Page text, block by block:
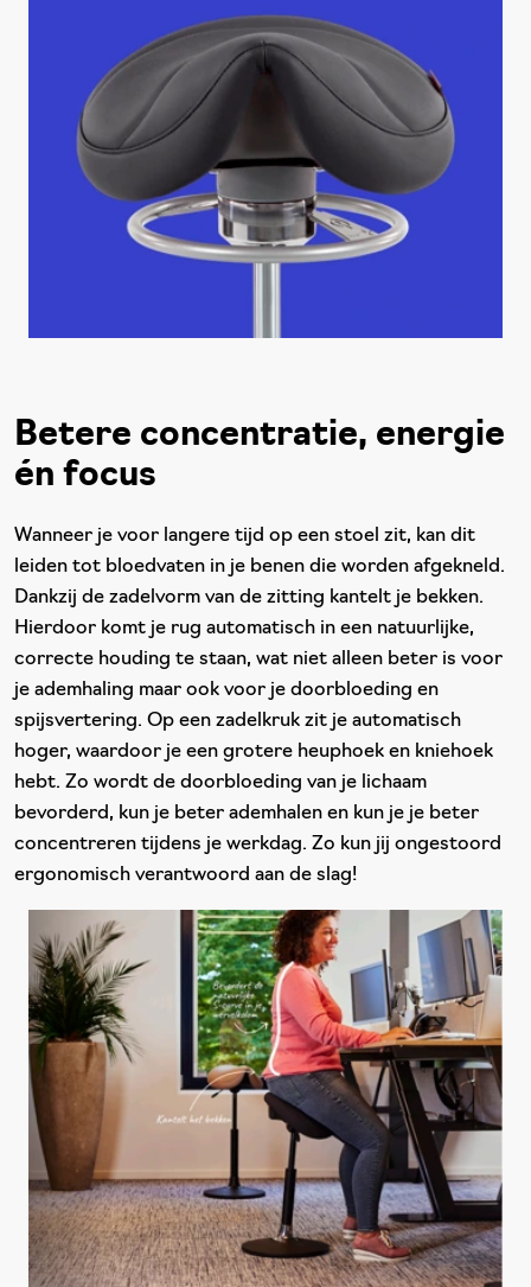
Betere concentratie, energie
én focus
Wanneer je voor langere tijd op een stoel zit, kan dit
leiden tot bloedvaten in je benen die worden afgekneld.
Dankzij de zadelvorm van de zitting kantelt je bekken.
Hierdoor komt je rug automatisch in een natuurlijke,
correcte houding te staan, wat niet alleen beter is voor
je ademhaling maar ook voor je doorbloeding en
spijsvertering. Op een zadelkruk zit je automatisch
hoger, waardoor je een grotere heuphoek en kniehoek
hebt. Zo wordt de doorbloeding van je lichaam
bevorderd, kun je beter ademhalen en kun je je beter
concentreren tijdens je werkdag. Zo kun jij ongestoord
ergonomisch verantwoord aan de slag!